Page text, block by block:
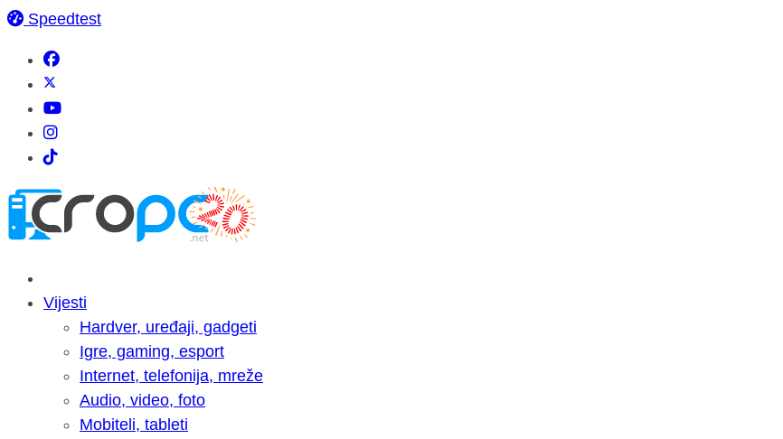
Speedtest
Vijesti
Hardver, uređaji, gadgeti
Igre, gaming, esport
Internet, telefonija, mreže
Audio, video, foto
Mobiteli, tableti